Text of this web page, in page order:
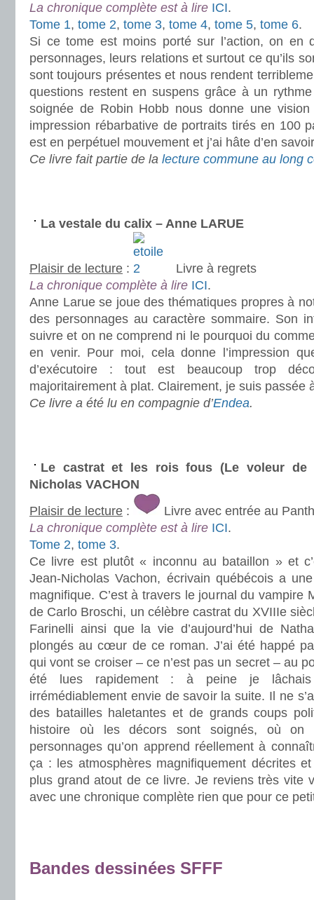
La chronique complète est à lire ICI.
Tome 1, tome 2, tome 3, tome 4, tome 5, tome 6.
Si ce tome est moins porté sur l’action, on en
personnages, leurs relations et surtout ce qu’ils
sont toujours présentes et nous rendent
questions restent en suspens grâce à un rythme
soignée de Robin Hobb nous donne une
impression rébarbative de portraits tirés en 100
est en perpétuel mouvement et j’ai hâte d’en
Ce livre fait partie de la lecture commune au long
La vestale du calix – Anne LARUE
Plaisir de lecture :
Livre à regrets
La chronique complète à lire ICI.
Anne Larue se joue des thématiques propres à
des personnages au caractère sommaire. Son
suivre et on ne comprend ni le pourquoi du
en venir. Pour moi, cela donne l’impression
d’exécutoire : tout est beaucoup trop
majoritairement à plat. Clairement, je suis passée
Ce livre a été lu en compagnie d’Endea.
Le castrat et les rois fous (Le voleur de
Nicholas VACHON
Plaisir de lecture :
Livre avec entrée au
La chronique complète est à lire ICI.
Tome 2, tome 3.
Ce livre est plutôt « inconnu au bataillon » et
Jean-Nicholas Vachon, écrivain québécois a
magnifique. C’est à travers le journal du vampire
de Carlo Broschi, un célèbre castrat du XVIIIe
Farinelli ainsi que la vie d’aujourd’hui de
plongés au cœur de ce roman. J’ai été happé
qui vont se croiser – ce n’est pas un secret – au
été lues rapidement : à peine je
irrémédiablement envie de savoir la suite. Il ne
des batailles haletantes et de grands coups
histoire où les décors sont soignés, où
personnages qu’on apprend réellement à
ça : les atmosphères magnifiquement décrites
plus grand atout de ce livre. Je reviens très vite
avec une chronique complète rien que pour ce
Bandes dessinées SFFF